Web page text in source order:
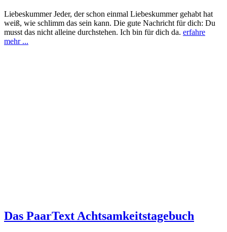
Liebeskummer Jeder, der schon einmal Liebeskummer gehabt hat
weiß, wie schlimm das sein kann. Die gute Nachricht für dich: Du
musst das nicht alleine durchstehen. Ich bin für dich da. erfahre
mehr ...
Das PaarText Achtsamkeitstagebuch